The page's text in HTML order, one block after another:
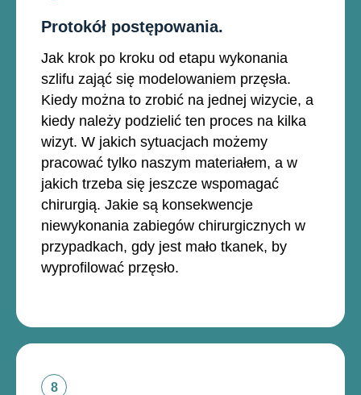
Protokół postępowania.
Jak krok po kroku od etapu wykonania
szlifu zająć się modelowaniem przęsła.
Kiedy można to zrobić na jednej wizycie, a
kiedy należy podzielić ten proces na kilka
wizyt. W jakich sytuacjach możemy
pracować tylko naszym materiałem, a w
jakich trzeba się jeszcze wspomagać
chirurgią. Jakie są konsekwencje
niewykonania zabiegów chirurgicznych w
przypadkach, gdy jest mało tkanek, by
wyprofilować przęsło.